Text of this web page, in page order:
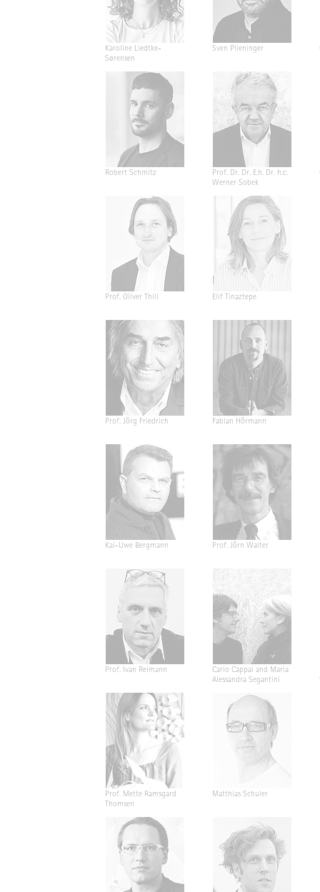
Karoline Liedtke-
Sørensen
Sven Plieninger
Robert Schmitz
Prof. Dr. Dr. E.h. Dr. h.c.
Werner Sobek
Prof. Oliver Thill Elif Tinaztepe
Prof. Jörg Friedrich Fabian Hörmann
Kai-Uwe Bergmann Prof. Jörn Walter
Prof. Ivan Reimann
Carlo Cappai and Maria
Alessandra Segantini
Prof. Mette Ramsgard
Thomsen
Matthias Schuler